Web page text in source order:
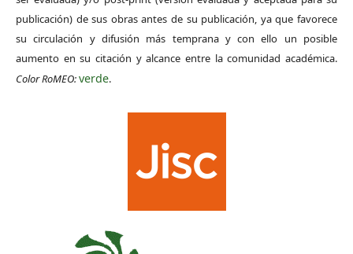
publicación) de sus obras antes de su publicación, ya que favorece
su circulación y difusión más temprana y con ello un posible
aumento en su citación y alcance entre la comunidad académica.
Color RoMEO:verde.